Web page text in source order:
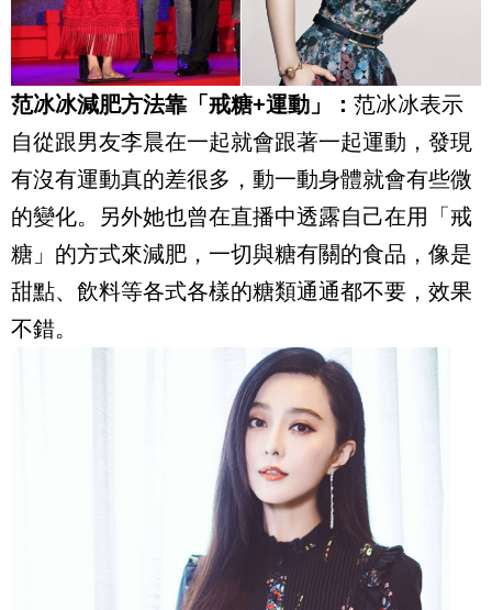
范冰冰減肥方法靠「戒糖+運動」： 范冰冰表示
自從跟男友李晨在一起就會跟著一起運動，發現
有沒有運動真的差很多，動一動身體就會有些微
的變化。另外她也曾在直播中透露自己在用「戒
糖」的方式來減肥，一切與糖有關的食品，像是
甜點、飲料等各式各樣的糖類通通都不要，效果
不錯。